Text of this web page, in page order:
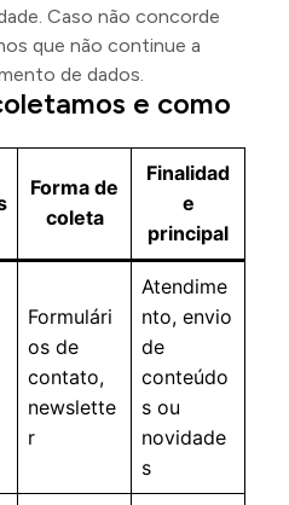
Caso não concorde
que não continue a
de dados.
e como
Forma de
coleta
Finalidad
e
principal
Formulári
os de
contato,
newslette
r
Atendime
nto, envio
de
conteúdo
s ou
novidade
s